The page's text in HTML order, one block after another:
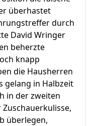
überhastet
durch
David Wringer
beherzte
knapp
die Hausherren
gelang in Halbzeit
in der zweiten
überlegen,